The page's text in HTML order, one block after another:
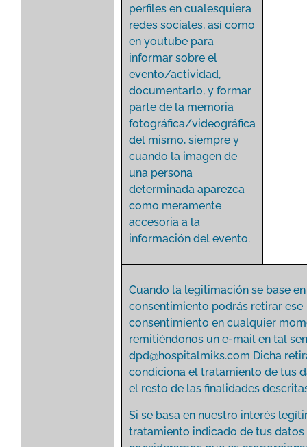
perfiles en cualesquiera
redes sociales, así como
en youtube para
informar sobre el
evento/actividad,
documentarlo, y formar
parte de la memoria
fotográfica/videográfica
del mismo, siempre y
cuando la imagen de
una persona
determinada aparezca
como meramente
accesoria a la
información del evento.
Cuando la legitimación se base
consentimiento podrás retirar ese
consentimiento en cualquier
remitiéndonos un e-mail en tal
dpd@hospitalmiks.com Dicha
condiciona el tratamiento de tus
el resto de las finalidades
Si se basa en nuestro interés
tratamiento indicado de tus datos